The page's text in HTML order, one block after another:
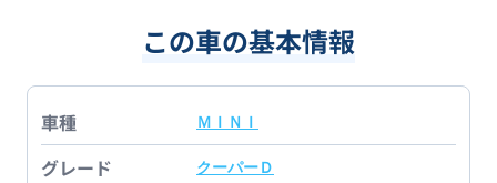
この車の基本情報
車種 ＭＩＮＩ
グレード クーパーＤ